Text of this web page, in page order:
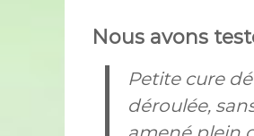
Nous avons
Petite cure
déroulée,